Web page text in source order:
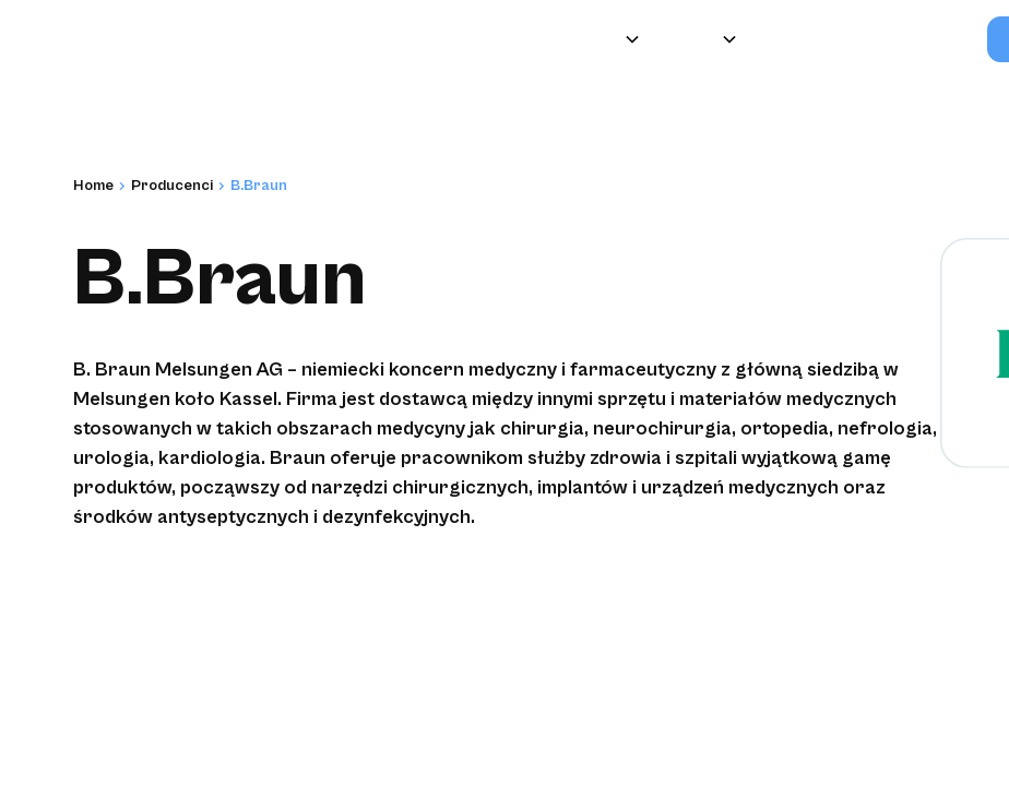
Home Producenci B.Braun
B.Braun
B. Braun Melsungen AG – niemiecki koncern medyczny i farmaceutyczny z główną siedzibą w
Melsungen koło Kassel. Firma jest dostawcą między innymi sprzętu i materiałów medycznych
stosowanych w takich obszarach medycyny jak chirurgia, neurochirurgia, ortopedia, nefrologia,
urologia, kardiologia. Braun oferuje pracownikom służby zdrowia i szpitali wyjątkową gamę
produktów, począwszy od narzędzi chirurgicznych, implantów i urządzeń medycznych oraz
środków antyseptycznych i dezynfekcyjnych.